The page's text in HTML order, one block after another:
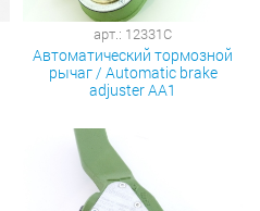
арт.: 12331C
Автоматический тормозной
рычаг / Automatic brake
adjuster AA1